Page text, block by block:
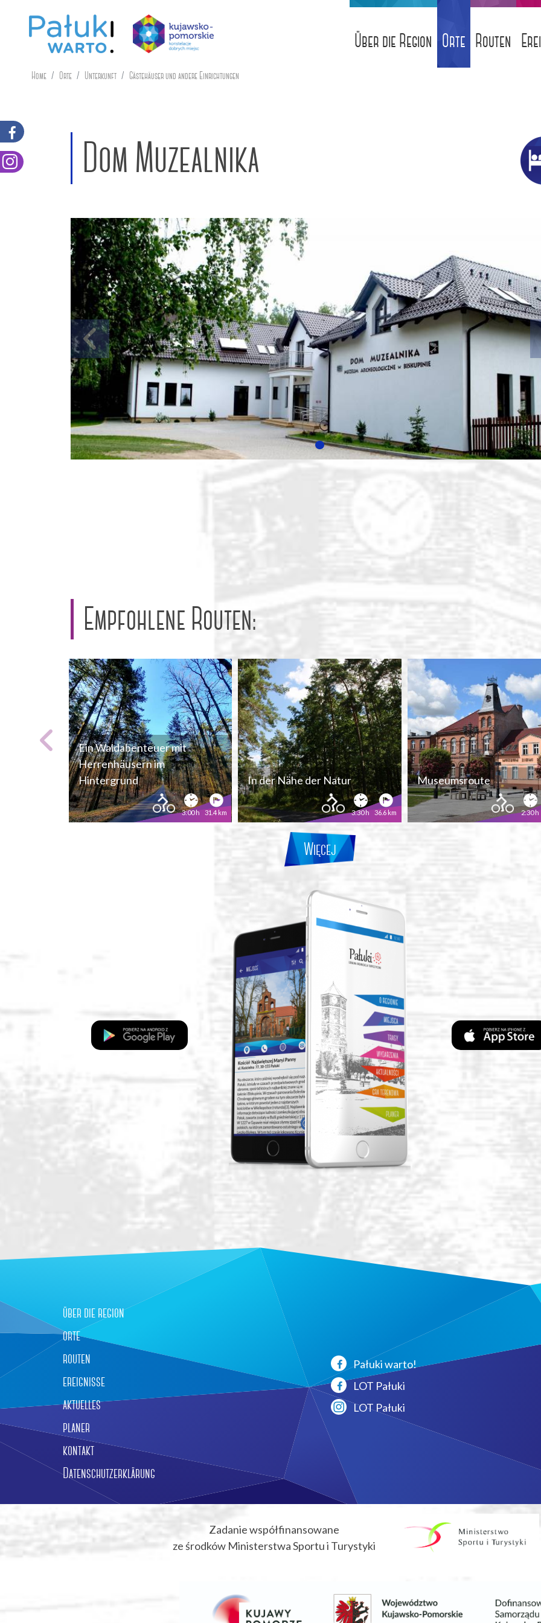
Über die Region Orte Routen
Home Orte Unterkunft Gästehäuser und andere Einrichtungen
Dom Muzealnika
Empfohlene Routen:
Ein Waldabenteuer mit
Herrenhäusern im
Hintergrund
3:00 h 31.4 km
In der Nähe der Natur
3:30 h 36.6 km
Museumsroute
2:30 h
Więcej
über die region
orte
routen
ereignisse
aktuelles
planer
kontakt
Datenschutzerklärung
Pałuki warto!
LOT Pałuki
LOT Pałuki
Zadanie współfinansowane
ze środków Ministerstwa Sportu i Turystyki